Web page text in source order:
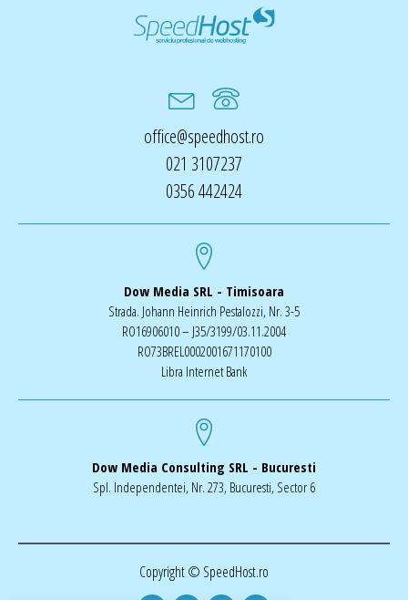
office@speedhost.ro
021 3107237
0356 442424
Dow Media SRL - Timisoara
Strada. Johann Heinrich Pestalozzi, Nr. 3-5
RO16906010 – J35/3199/03.11.2004
RO73BREL0002001671170100
Libra Internet Bank
Dow Media Consulting SRL - Bucuresti
Spl. Independentei, Nr. 273, Bucuresti, Sector 6
Copyright © SpeedHost.ro